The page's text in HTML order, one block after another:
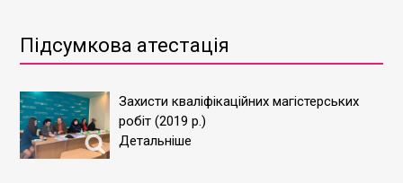
Підсумкова атестація
Захисти кваліфікаційних магістерських
робіт (2019 р.)
Детальніше